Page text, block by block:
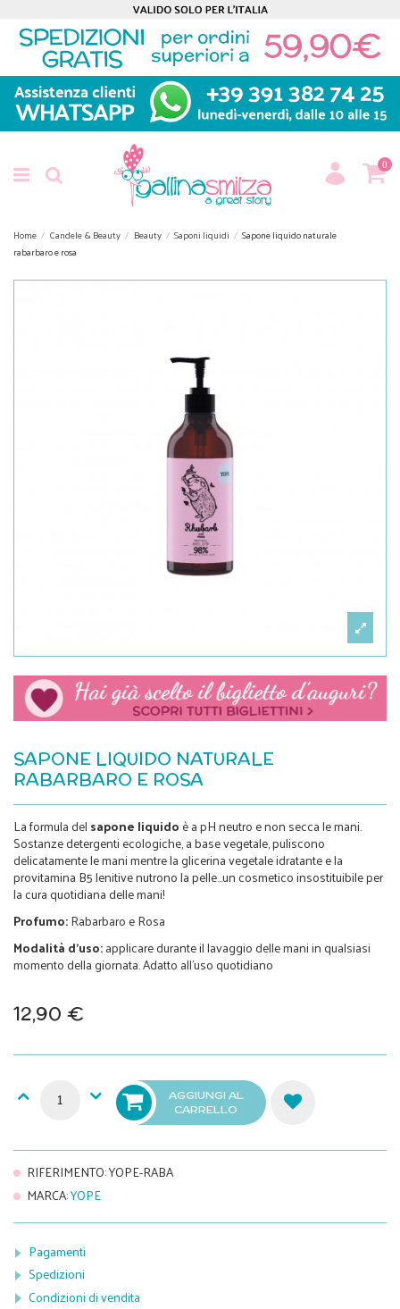
0
Home Candele & Beauty Beauty Saponi liquidi
Sapone liquido naturale
rabarbaro e rosa
SAPONE LIQUIDO NATURALE
RABARBARO E ROSA
La formula del sapone liquidoè a pH neutro e non secca le mani.
Sostanze detergenti ecologiche, a base vegetale, puliscono
delicatamente le mani mentre la glicerina vegetale idratante e la
provitamina B5 lenitive nutrono la pelle…un cosmetico insostituibile per
la cura quotidiana delle mani!
Profumo:Rabarbaro e Rosa
Modalità d’uso:applicare durante il lavaggio delle mani in qualsiasi
momento della giornata. Adatto all’uso quotidiano
12,90 €
AGGIUNGI AL
CARRELLO
RIFERIMENTO:YOPE-RABA
MARCA:YOPE
Pagamenti
Spedizioni
Condizioni di vendita